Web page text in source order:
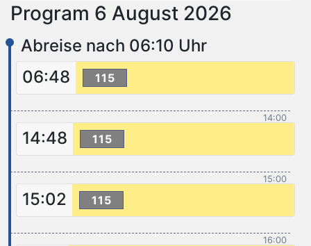
Program 6 August 2026
Abreise nach 06:10 Uhr
06:48
115
14:00
14:48 115
15:00
15:02 115
16:00